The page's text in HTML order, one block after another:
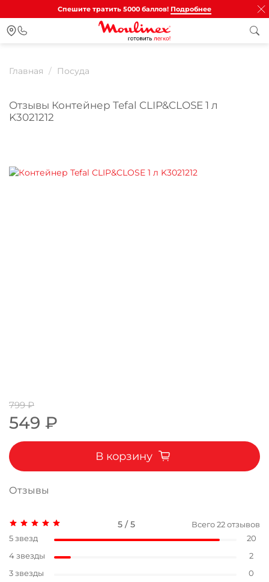
Спешите тратить 5000 баллов! Подробнее
Главная Посуда
Отзывы Контейнер Tefal CLIP&CLOSE 1 л
K3021212
799 ₽
549 ₽
В корзину
Отзывы
5 / 5 Всего22отзывов
5 звезд
20
4 звезды
2
3 звезды
0